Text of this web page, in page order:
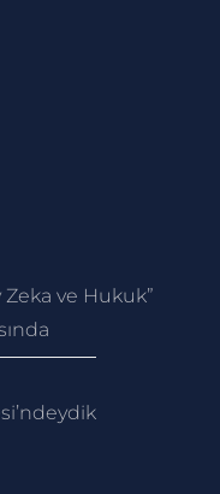
Zeka ve Hukuk”